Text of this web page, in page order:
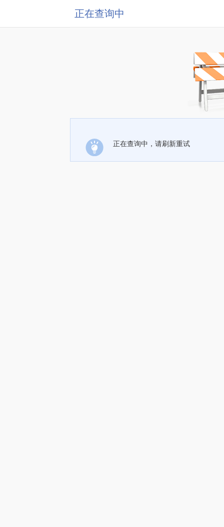
正在查询中
正在查询中，请刷新重试